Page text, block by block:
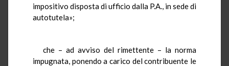
impositivo disposta di ufficio dalla P.A., in sede di
autotutela»;
che – ad avviso del rimettente – la norma
impugnata, ponendo a carico del contribuente le